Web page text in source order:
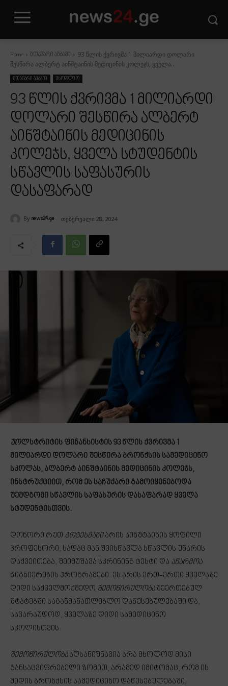
Home მთავარი ამბავი
93 წლის ქვრივმა 1 მილიარდი დოლარი
შესწირა ალბერტ აინშტაინის მედიცინის კოლეჯს, ყველა...
მთავარი ამბავი მსოფლიო
93 წლის ქვრივმა 1 მილიარდი
დოლარი შესწირა ალბერტ
აინშტაინის მედიცინის
კოლეჯს, ყველა სტუდენტის
სწავლის საფასურის
დასაფარად
By news24.ge თებერვალი 28, 2024
უოლსტრიტის ფინანსისტის 93 წლის ქვრივმა 1
მილიარდი დოლარი შესწირა ბრონქსის სამედიცინო
სკოლას, ალბერტ აინშტაინის მედიცინის კოლეჯს,
ინსტრუქციით, რომ ეს საჩუქარი გამოიყენებოდა
შემდგომი სწავლის საფასურის დასაფარად ყველა
სტუდენტისთვის.
დონორი რუთ გოტესმანიარის აინშტაინის ყოფილი
პროფესორი, სადაც მან შეისწავლა სწავლის უნარის
დაქვეითება, შეიმუშავა სკრინინგ ტესტი და აწარმოა
წიგნიერების პროგრამები. ეს არის ერთ-ერთი ყველაზე
დიდი საქველმოქმედო შემოწირულობაშეერთებულ
შტატებში საგანმანათლებლო დაწესებულებაში და,
სავარაუდოდ, ყველაზე დიდი სამედიცინო
სკოლისთვის. ​
შემოწირულობააღსანიშნავია არა მხოლოდ მისი
განსაცვიფრებელი ზომით, არამედ იმიტომაც, რომ ის
მიდის ბრონქსის სამედიცინო დაწესებულებაში,